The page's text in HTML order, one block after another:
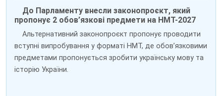
До Парламенту внесли законопроєкт, який
пропонує 2 обов’язкові предмети на НМТ-2027
Альтернативний законопроєкт пропонує проводити
вступні випробування у форматі НМТ, де обов’язковими
предметами пропонується зробити українську мову та
історію України.